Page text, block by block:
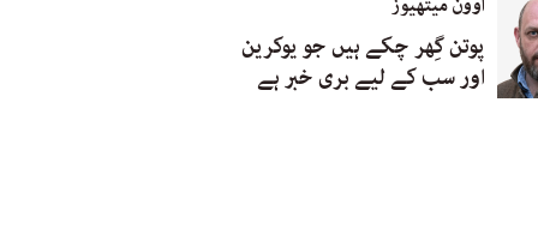
اوون میتھیوز
پوتن گِھر چکے ہیں جو یوکرین
اور سب کے لیے بری خبر ہے